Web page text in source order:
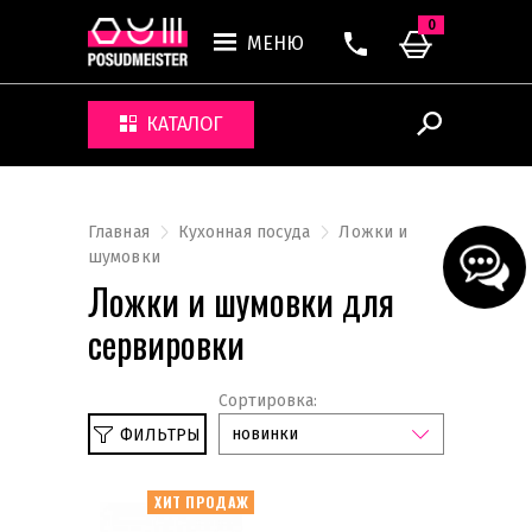
МЕНЮ
КАТАЛОГ
0
Главная Кухонная посуда
Ложки и
шумовки
Ложки и шумовки для
сервировки
Сортировка:
новинки
ФИЛЬТРЫ
Сбросить Для сервировки
ХИТ ПРОДАЖ